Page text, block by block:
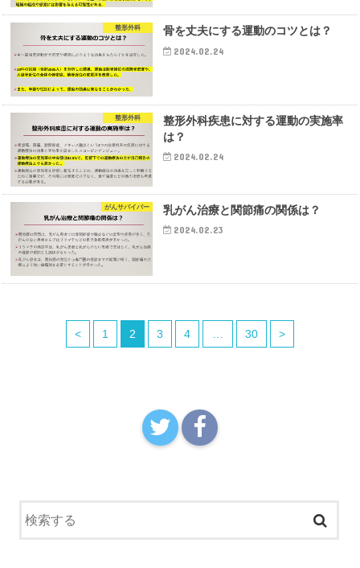
整形外科 骨を丈夫にする運動のコツとは？
2024.02.24
整形外科
整形外科疾患に対する運動の実施率
は？
2024.02.24
がんサバイバー 乳がん治療と関節痛の関係は？
2024.02.23
< 1 2 3 4 … 30 >